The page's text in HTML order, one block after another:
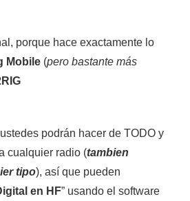
porque hace exactamente lo
Mobile (pero bastante más
podrán hacer de TODO y
cualquier radio (tambien
tipo), así que pueden
en HF” usando el software